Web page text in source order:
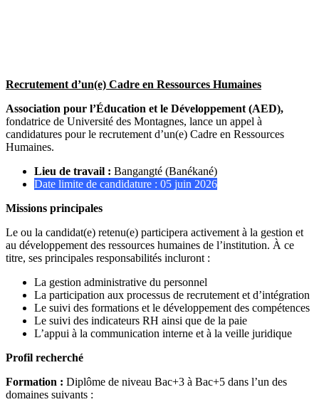
Recrutement d’un(e) Cadre en Ressources Humaines
Association pour l’Éducation et le Développement (AED),
fondatrice de Université des Montagnes, lance un appel à
candidatures pour le recrutement d’un(e) Cadre en Ressources
Humaines.
Lieu de travail : Bangangté (Banékané)
Date limite de candidature : 05 juin 2026
Missions principales
Le ou la candidat(e) retenu(e) participera activement à la gestion et
au développement des ressources humaines de l’institution. À ce
titre, ses principales responsabilités incluront :
La gestion administrative du personnel
La participation aux processus de recrutement et d’intégration
Le suivi des formations et le développement des compétences
Le suivi des indicateurs RH ainsi que de la paie
L’appui à la communication interne et à la veille juridique
Profil recherché
Formation : Diplôme de niveau Bac+3 à Bac+5 dans l’un des
domaines suivants :